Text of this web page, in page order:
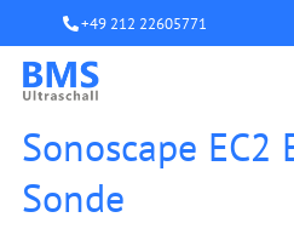
+49 212 22605771
Sonoscape
Sonde